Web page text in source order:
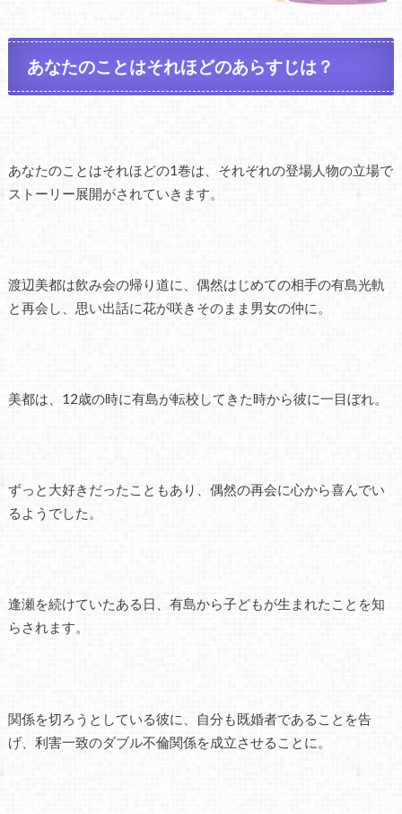
あなたのことはそれほどのあらすじは？
あなたのことはそれほどの1巻は、それぞれの登場人物の立場で
ストーリー展開がされていきます。
渡辺美都は飲み会の帰り道に、偶然はじめての相手の有島光軌
と再会し、思い出話に花が咲きそのまま男女の仲に。
美都は、12歳の時に有島が転校してきた時から彼に一目ぼれ。
ずっと大好きだったこともあり、偶然の再会に心から喜んでい
るようでした。
逢瀬を続けていたある日、有島から子どもが生まれたことを知
らされます。
関係を切ろうとしている彼に、自分も既婚者であることを告
げ、利害一致のダブル不倫関係を成立させることに。